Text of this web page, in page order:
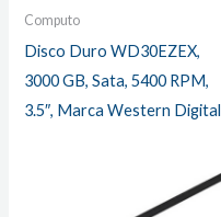
Computo
Disco Duro WD30EZEX,
3000 GB, Sata, 5400 RPM,
3.5″, Marca Western Digital